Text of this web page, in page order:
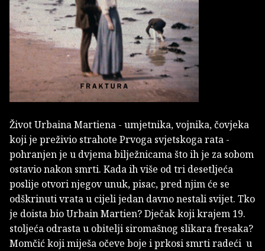
Život Urbaina Martiena - umjetnika, vojnika, čovjeka
koji je preživio strahote Prvoga svjetskoga rata -
pohranjen je u dvjema bilježnicama što ih je za sobom
ostavio nakon smrti. Kada ih više od tri desetljeća
poslije otvori njegov unuk, pisac, pred njim će se
odškrinuti vrata u cijeli jedan davno nestali svijet. Tko
je doista bio Urbain Martien? Dječak koji krajem 19.
stoljeća odrasta u obitelji siromašnog slikara fresaka?
Momčić koji miješa očeve boje i prkosi smrti radeći u